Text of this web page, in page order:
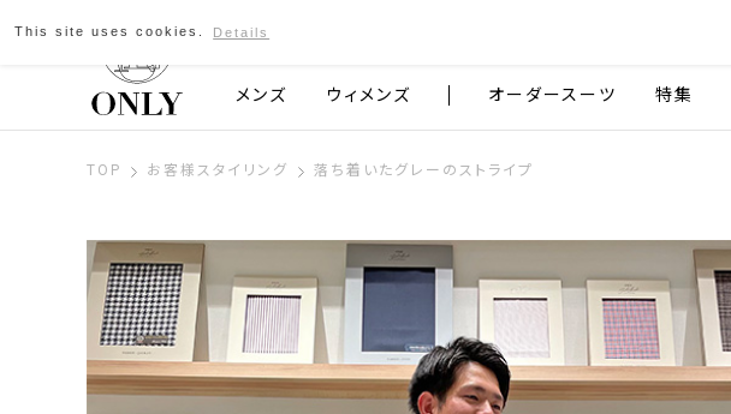
京都発のスーツブランド ONLY
メンズ ウィメンズ オーダースーツ 特集
TOP お客様スタイリング 落ち着いたグレーのストライプ
This site uses cookies. Details